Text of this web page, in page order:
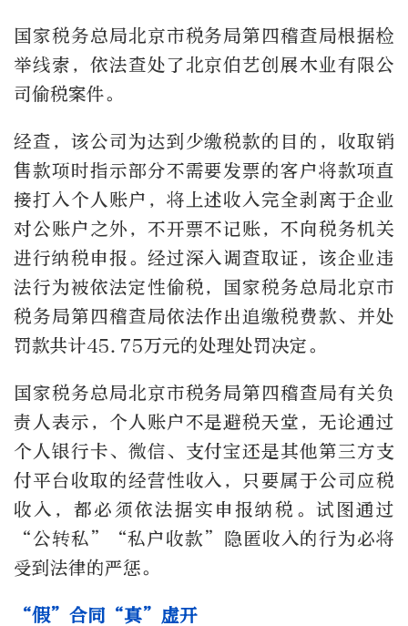
国家税务总局北京市税务局第四稽查局根据检
举线索，依法查处了北京伯艺创展木业有限公
司偷税案件。
经查，该公司为达到少缴税款的目的，收取销
售款项时指示部分不需要发票的客户将款项直
接打入个人账户，将上述收入完全剥离于企业
对公账户之外，不开票不记账，不向税务机关
进行纳税申报。经过深入调查取证，该企业违
法行为被依法定性偷税，国家税务总局北京市
税务局第四稽查局依法作出追缴税费款、并处
罚款共计45.75万元的处理处罚决定。
国家税务总局北京市税务局第四稽查局有关负
责人表示，个人账户不是避税天堂，无论通过
个人银行卡、微信、支付宝还是其他第三方支
付平台收取的经营性收入，只要属于公司应税
收入，都必须依法据实申报纳税。试图通过
“公转私”“私户收款”隐匿收入的行为必将
受到法律的严惩。
“假”合同“真”虚开